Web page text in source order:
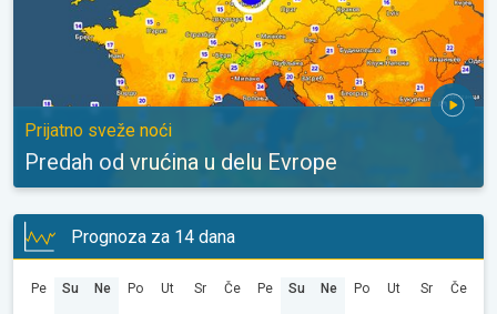
Prijatno sveže noći
Predah od vrućina u delu Evrope
Prognoza za 14 dana
Pe Su Ne Po Ut Sr Če Pe Su Ne Po Ut Sr Če